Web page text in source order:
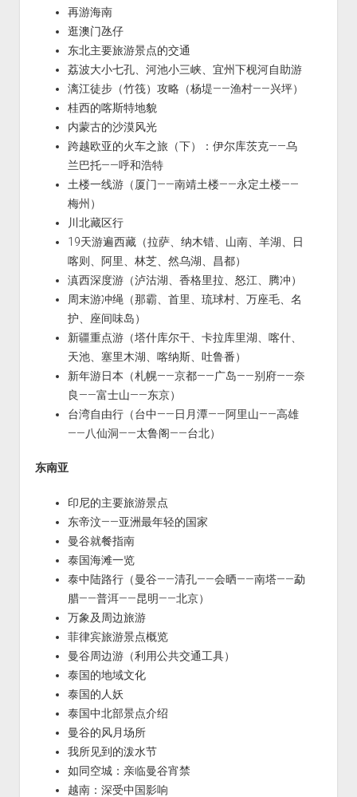
再游海南
逛澳门氹仔
东北主要旅游景点的交通
荔波大小七孔、河池小三峡、宜州下枧河自助游
漓江徒步（竹筏）攻略（杨堤——渔村——兴坪）
桂西的喀斯特地貌
内蒙古的沙漠风光
跨越欧亚的火车之旅（下）：伊尔库茨克——乌
兰巴托——呼和浩特
土楼一线游（厦门——南靖土楼——永定土楼——
梅州）
川北藏区行
19天游遍西藏（拉萨、纳木错、山南、羊湖、日
喀则、阿里、林芝、然乌湖、昌都）
滇西深度游（泸沽湖、香格里拉、怒江、腾冲）
周末游冲绳（那霸、首里、琉球村、万座毛、名
护、座间味岛）
新疆重点游（塔什库尔干、卡拉库里湖、喀什、
天池、塞里木湖、喀纳斯、吐鲁番）
新年游日本（札幌——京都——广岛——别府——奈
良——富士山——东京）
台湾自由行（台中——日月潭——阿里山——高雄
——八仙洞——太鲁阁——台北）
东南亚
印尼的主要旅游景点
东帝汶——亚洲最年轻的国家
曼谷就餐指南
泰国海滩一览
泰中陆路行（曼谷——清孔——会晒——南塔——勐
腊——普洱——昆明——北京）
万象及周边旅游
菲律宾旅游景点概览
曼谷周边游（利用公共交通工具）
泰国的地域文化
泰国的人妖
泰国中北部景点介绍
曼谷的风月场所
我所见到的泼水节
如同空城：亲临曼谷宵禁
越南：深受中国影响